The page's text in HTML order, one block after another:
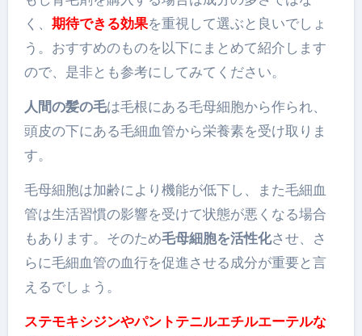
く、 期待できる効果を重視して選ぶと良いでしょ
う。おすすめのものを以下にまとめて紹介します
ので、是非とも参考にしてみてください。
人間の髪の毛は毛根にある毛母細胞から作られ、
頭皮の下にある毛細血管から栄養素を受け取りま
す。
毛母細胞は加齢により機能が低下し、また毛細血
管は生活習慣の影響を受けて状態が悪くなる場合
もあります。そのため毛母細胞を活性化させ、さ
らに毛細血管の血行を促進させる成分が重要と言
えるでしょう。
ステモキシジンやパントテニルエチルエーテルな